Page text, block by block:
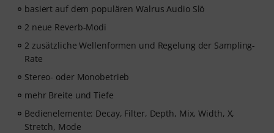
basiert auf dem populären Walrus Audio Slö
2 neue Reverb-Modi
2 zusätzliche Wellenformen und Regelung der Sampling-
Rate
Stereo- oder Monobetrieb
mehr Breite und Tiefe
Bedienelemente: Decay, Filter, Depth, Mix, Width, X,
Stretch, Mode